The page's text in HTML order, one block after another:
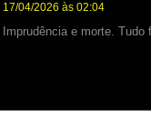
17/04/2026 às 02:04
Imprudência e morte. Tudo